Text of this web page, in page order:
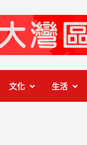
文化 生活